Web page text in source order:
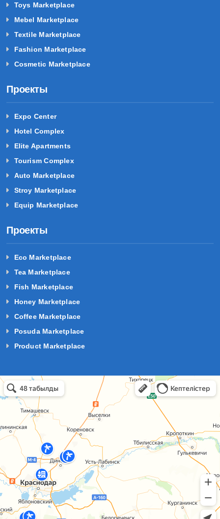
Toys Marketplace
Mebel Marketplace
Textile Marketplace
Fashion Marketplace
Cosmetic Marketplace
Проекты
Expo Center
Hotel Complex
Elite Apartments
Tourism Complex
Auto Marketplace
Stroy Marketplace
Equip Marketplace
Проекты
Eco Marketplace
Tea Marketplace
Fish Marketplace
Honey Marketplace
Coffee Marketplace
Posuda Marketplace
Product Marketplace
базы отдыха краснодарский край в Темрюке
Темрюк